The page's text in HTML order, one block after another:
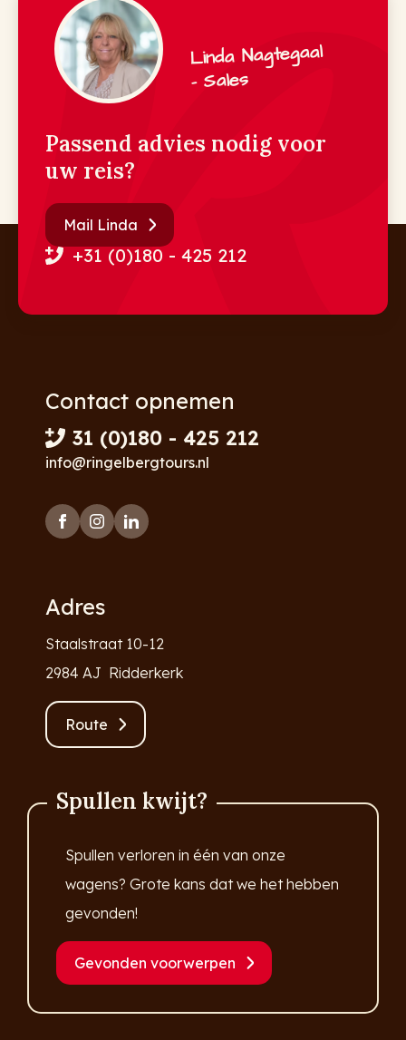
Linda Nagtegaal
- Sales
Passend advies nodig voor
uw reis?
Mail Linda
+31 (0)180 - 425 212
Contact opnemen
31 (0)180 - 425 212
info@ringelbergtours.nl
Adres
Staalstraat 10-12
2984 AJ Ridderkerk
Route
Spullen kwijt?
Spullen verloren in één van onze
wagens? Grote kans dat we het hebben
gevonden!
Gevonden voorwerpen